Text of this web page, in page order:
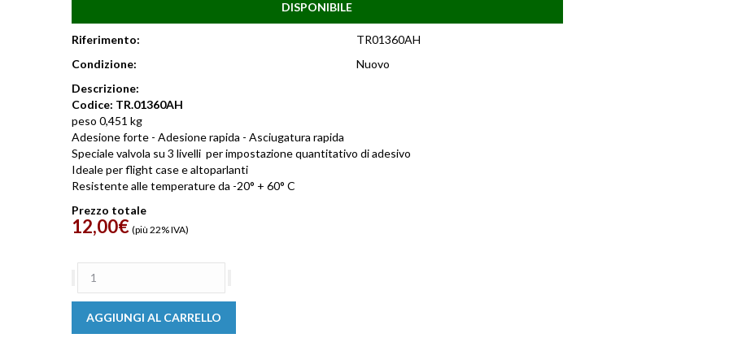
DISPONIBILE
Riferimento:
TR01360AH
Condizione:
Nuovo
Descrizione:
Codice: TR.01360AH
peso 0,451 kg
Adesione forte - Adesione rapida - Asciugatura rapida
Speciale valvola su 3 livelli per impostazione quantitativo di adesivo
Ideale per flight case e altoparlanti
Resistente alle temperature da -20° + 60° C
Prezzo totale
12,00€ (più 22% IVA)
spray
da
500
ml
AGGIUNGI AL CARRELLO